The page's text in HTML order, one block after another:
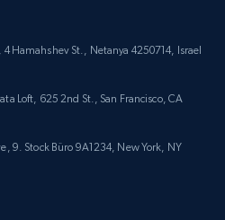
inventory id, Title, Rating,
count item, Initial
Jetzt anfangen
Hamahshev St., Netanya 4250714, Israel
Loft, 625 2nd St., San Francisco, CA
9. Stock Büro 9A1234, New York, NY